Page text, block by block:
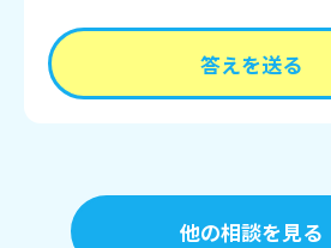
答えを送る
他の相談を見る